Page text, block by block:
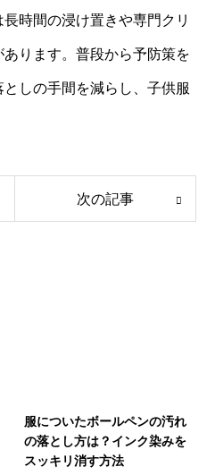
時間の浸け置きや専門クリ
ります。普段から予防策を
しの手間を減らし、子供服
次の記事
服についたボールペンの汚れ
の落とし方は？インク染みを
スッキリ消す方法